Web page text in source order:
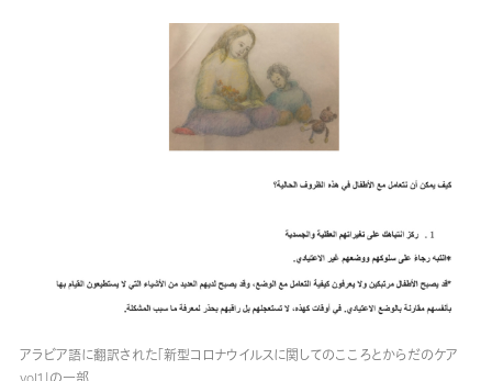
アラビア語に翻訳された「新型コロナウイルスに関してのこころとからだのケア